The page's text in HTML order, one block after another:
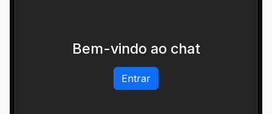
Bem-vindo ao chat
Entrar